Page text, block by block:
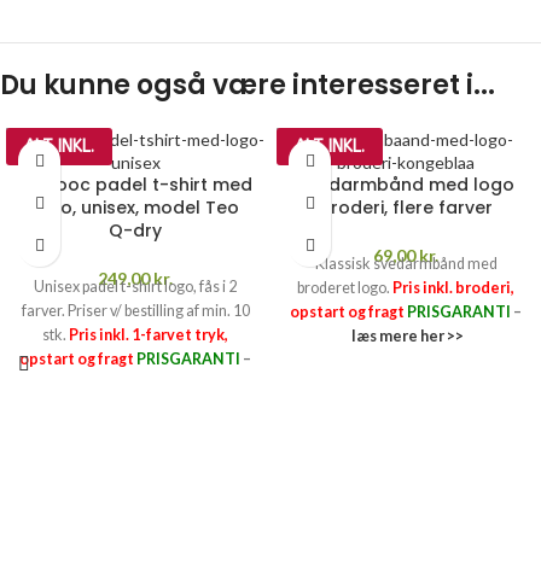
Du kunne også være interesseret i...
ALT INKL.
Dodooc padel t-shirt med
logo, unisex, model Teo
Q-dry
249,00kr.
Unisex padel t-shirt logo, fås i 2
farver. Priser v/ bestilling af min. 10
stk. Pris inkl. 1-farvet tryk,
opstart og fragt PRISGARANTI –
ALT INKL.
Svedarmbånd med logo
broderi, flere farver
69,00kr.
Klassisk svedarmbånd med
broderet logo. Pris inkl. broderi,
opstart og fragt PRISGARANTI –
læs mere her >>